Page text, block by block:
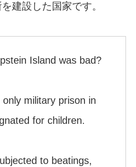
建設した国家です。
Island was bad?
military prison in
for children.
to beatings,